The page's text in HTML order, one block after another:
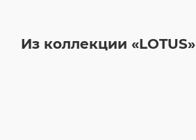
Из коллекции «LOTUS»